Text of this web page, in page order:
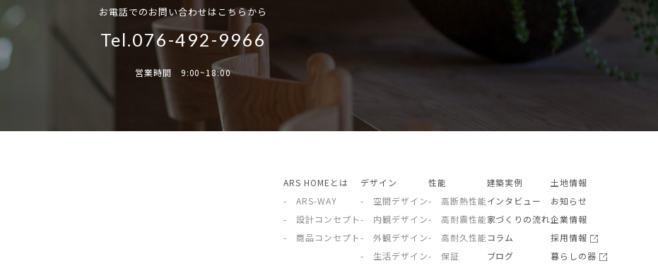
お電話でのお問い合わせはこちらから
Tel.076-492-9966
営業時間 9:00~18:00
ARS HOMEとは
- ARS-WAY
- 設計コンセプト
- 商品コンセプト
デザイン
- 空間デザイン
- 内観デザイン
- 外観デザイン
- 生活デザイン
性能
- 高断熱性能
- 高耐震性能
- 高耐久性能
- 保証
建築実例
インタビュー
家づくりの流れ
コラム
ブログ
土地情報
お知らせ
企業情報
採用情報
暮らしの器